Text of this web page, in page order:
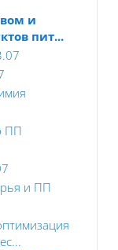
и
пит...
ПП
и ПП